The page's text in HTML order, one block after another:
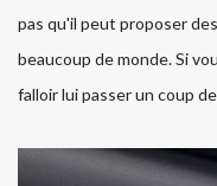
pas qu'il peut proposer
beaucoup de monde. Si
falloir lui passer un coup